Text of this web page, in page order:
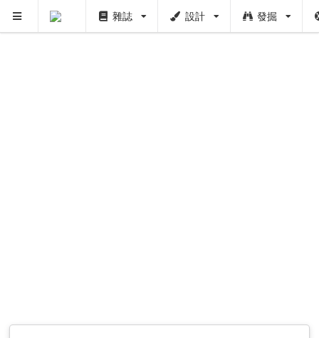
雜誌 設計 發掘